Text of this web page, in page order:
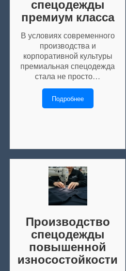
спецодежды
премиум класса
В условиях современного
производства и
корпоративной культуры
премиальная спецодежда
стала не просто…
Подробнее
Производство
спецодежды
повышенной
износостойкости